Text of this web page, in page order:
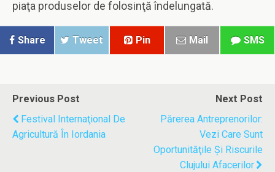
piaţa produselor de folosinţă îndelungată.
Share Tweet Pin Mail SMS
Previous Post
Festival Internaţional De
Agricultură În Iordania
Next Post
Părerea Antreprenorilor:
Vezi Care Sunt
Oportunităţile Şi Riscurile
Clujului Afacerilor